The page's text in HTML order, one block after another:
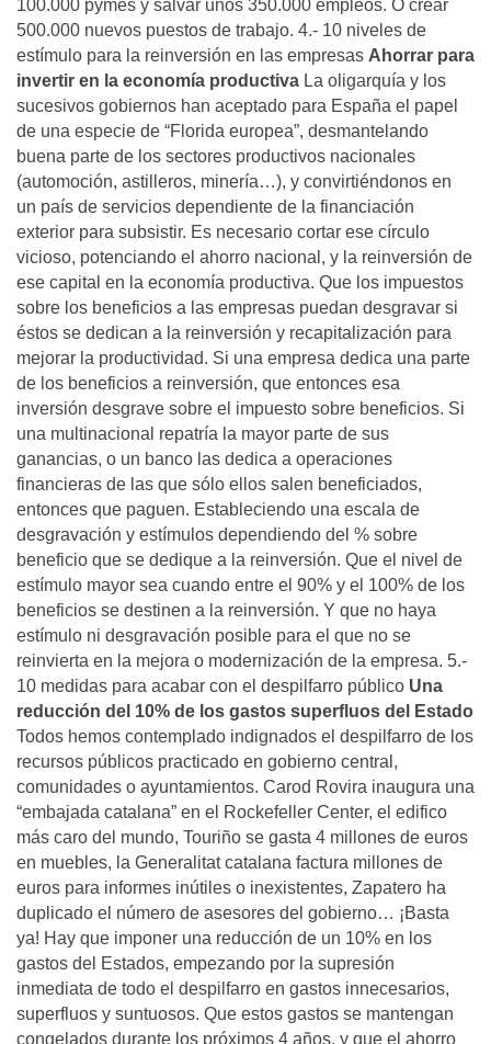
100.000 pymes y salvar unos 350.000 empleos. O crear
500.000 nuevos puestos de trabajo. 4.- 10 niveles de
estímulo para la reinversión en las empresas Ahorrar para
invertir en la economía productiva La oligarquía y los
sucesivos gobiernos han aceptado para España el papel
de una especie de “Florida europea”, desmantelando
buena parte de los sectores productivos nacionales
(automoción, astilleros, minería…), y convirtiéndonos en
un país de servicios dependiente de la financiación
exterior para subsistir. Es necesario cortar ese círculo
vicioso, potenciando el ahorro nacional, y la reinversión de
ese capital en la economía productiva. Que los impuestos
sobre los beneficios a las empresas puedan desgravar si
éstos se dedican a la reinversión y recapitalización para
mejorar la productividad. Si una empresa dedica una parte
de los beneficios a reinversión, que entonces esa
inversión desgrave sobre el impuesto sobre beneficios. Si
una multinacional repatría la mayor parte de sus
ganancias, o un banco las dedica a operaciones
financieras de las que sólo ellos salen beneficiados,
entonces que paguen. Estableciendo una escala de
desgravación y estímulos dependiendo del % sobre
beneficio que se dedique a la reinversión. Que el nivel de
estímulo mayor sea cuando entre el 90% y el 100% de los
beneficios se destinen a la reinversión. Y que no haya
estímulo ni desgravación posible para el que no se
reinvierta en la mejora o modernización de la empresa. 5.-
10 medidas para acabar con el despilfarro público Una
reducción del 10% de los gastos superfluos del Estado
Todos hemos contemplado indignados el despilfarro de los
recursos públicos practicado en gobierno central,
comunidades o ayuntamientos. Carod Rovira inaugura una
“embajada catalana” en el Rockefeller Center, el edifico
más caro del mundo, Touriño se gasta 4 millones de euros
en muebles, la Generalitat catalana factura millones de
euros para informes inútiles o inexistentes, Zapatero ha
duplicado el número de asesores del gobierno… ¡Basta
ya! Hay que imponer una reducción de un 10% en los
gastos del Estados, empezando por la supresión
inmediata de todo el despilfarro en gastos innecesarios,
superfluos y suntuosos. Que estos gastos se mantengan
congelados durante los próximos 4 años, y que el ahorro